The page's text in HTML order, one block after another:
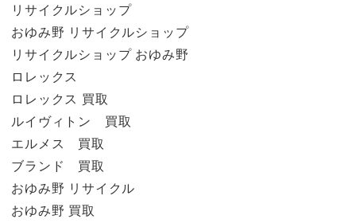
リサイクルショップ
おゆみ野 リサイクルショップ
リサイクルショップ おゆみ野
ロレックス
ロレックス 買取
ルイヴィトン 買取
エルメス 買取
ブランド 買取
おゆみ野 リサイクル
おゆみ野 買取